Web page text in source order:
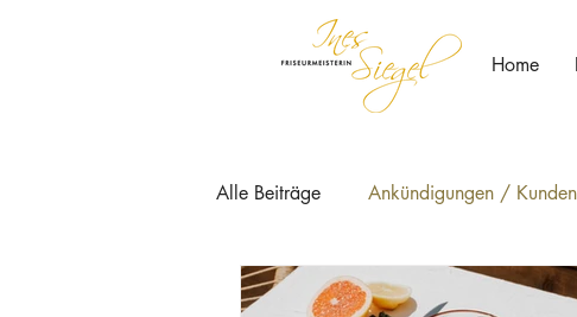
Home
Alle Beiträge Ankündigungen /